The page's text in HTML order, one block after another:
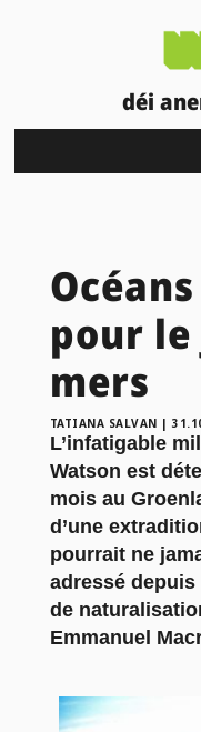
déi
pour
mers
TATIANA SALVAN |
L’infatigable
Watson est
mois au
d’une
pourrait ne
adressé
de
Emmanuel